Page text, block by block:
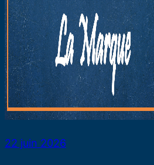
22 juin 2026